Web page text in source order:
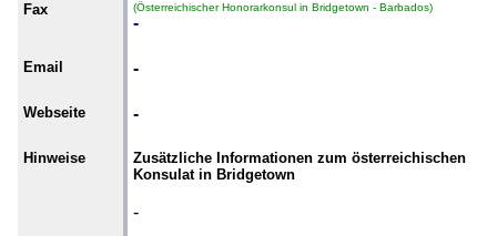
Fax (Österreichischer Honorarkonsul in Bridgetown - Barbados)
-
Email -
Webseite -
Hinweise
Zusätzliche Informationen zum österreichischen
Konsulat in Bridgetown
-